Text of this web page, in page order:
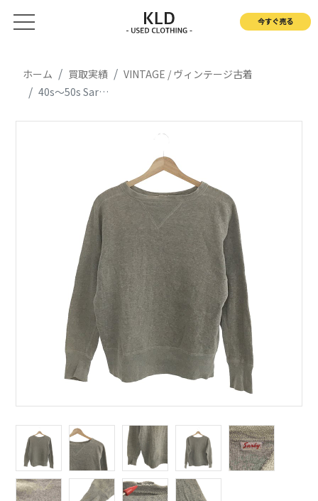
今すぐ売る
ホーム 買取実績
VINTAGE / ヴィンテージ古着
40s〜50s Sarby 両Vガゼット クルーネックスウェット